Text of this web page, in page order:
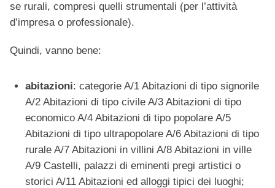
se rurali, compresi quelli strumentali (per l’attività
d’impresa o professionale).
Quindi, vanno bene:
abitazioni: categorie A/1 Abitazioni di tipo signorile
A/2 Abitazioni di tipo civile A/3 Abitazioni di tipo
economico A/4 Abitazioni di tipo popolare A/5
Abitazioni di tipo ultrapopolare A/6 Abitazioni di tipo
rurale A/7 Abitazioni in villini A/8 Abitazioni in ville
A/9 Castelli, palazzi di eminenti pregi artistici o
storici A/11 Abitazioni ed alloggi tipici dei luoghi;